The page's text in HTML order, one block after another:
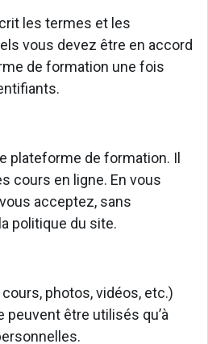
les termes et les
vous devez être en accord
de formation une fois
plateforme de formation. Il
cours en ligne. En vous
acceptez, sans
politique du site.
photos, vidéos, etc.)
être utilisés qu’à